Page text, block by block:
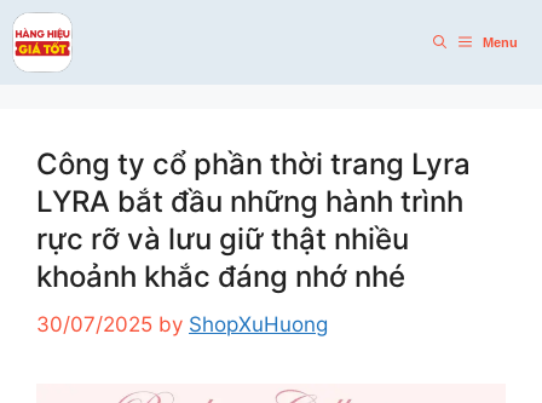
Skip
to
content
Menu
Công ty cổ phần thời trang Lyra
LYRA bắt đầu những hành trình
rực rỡ và lưu giữ thật nhiều
khoảnh khắc đáng nhớ nhé
30/07/2025 by ShopXuHuong